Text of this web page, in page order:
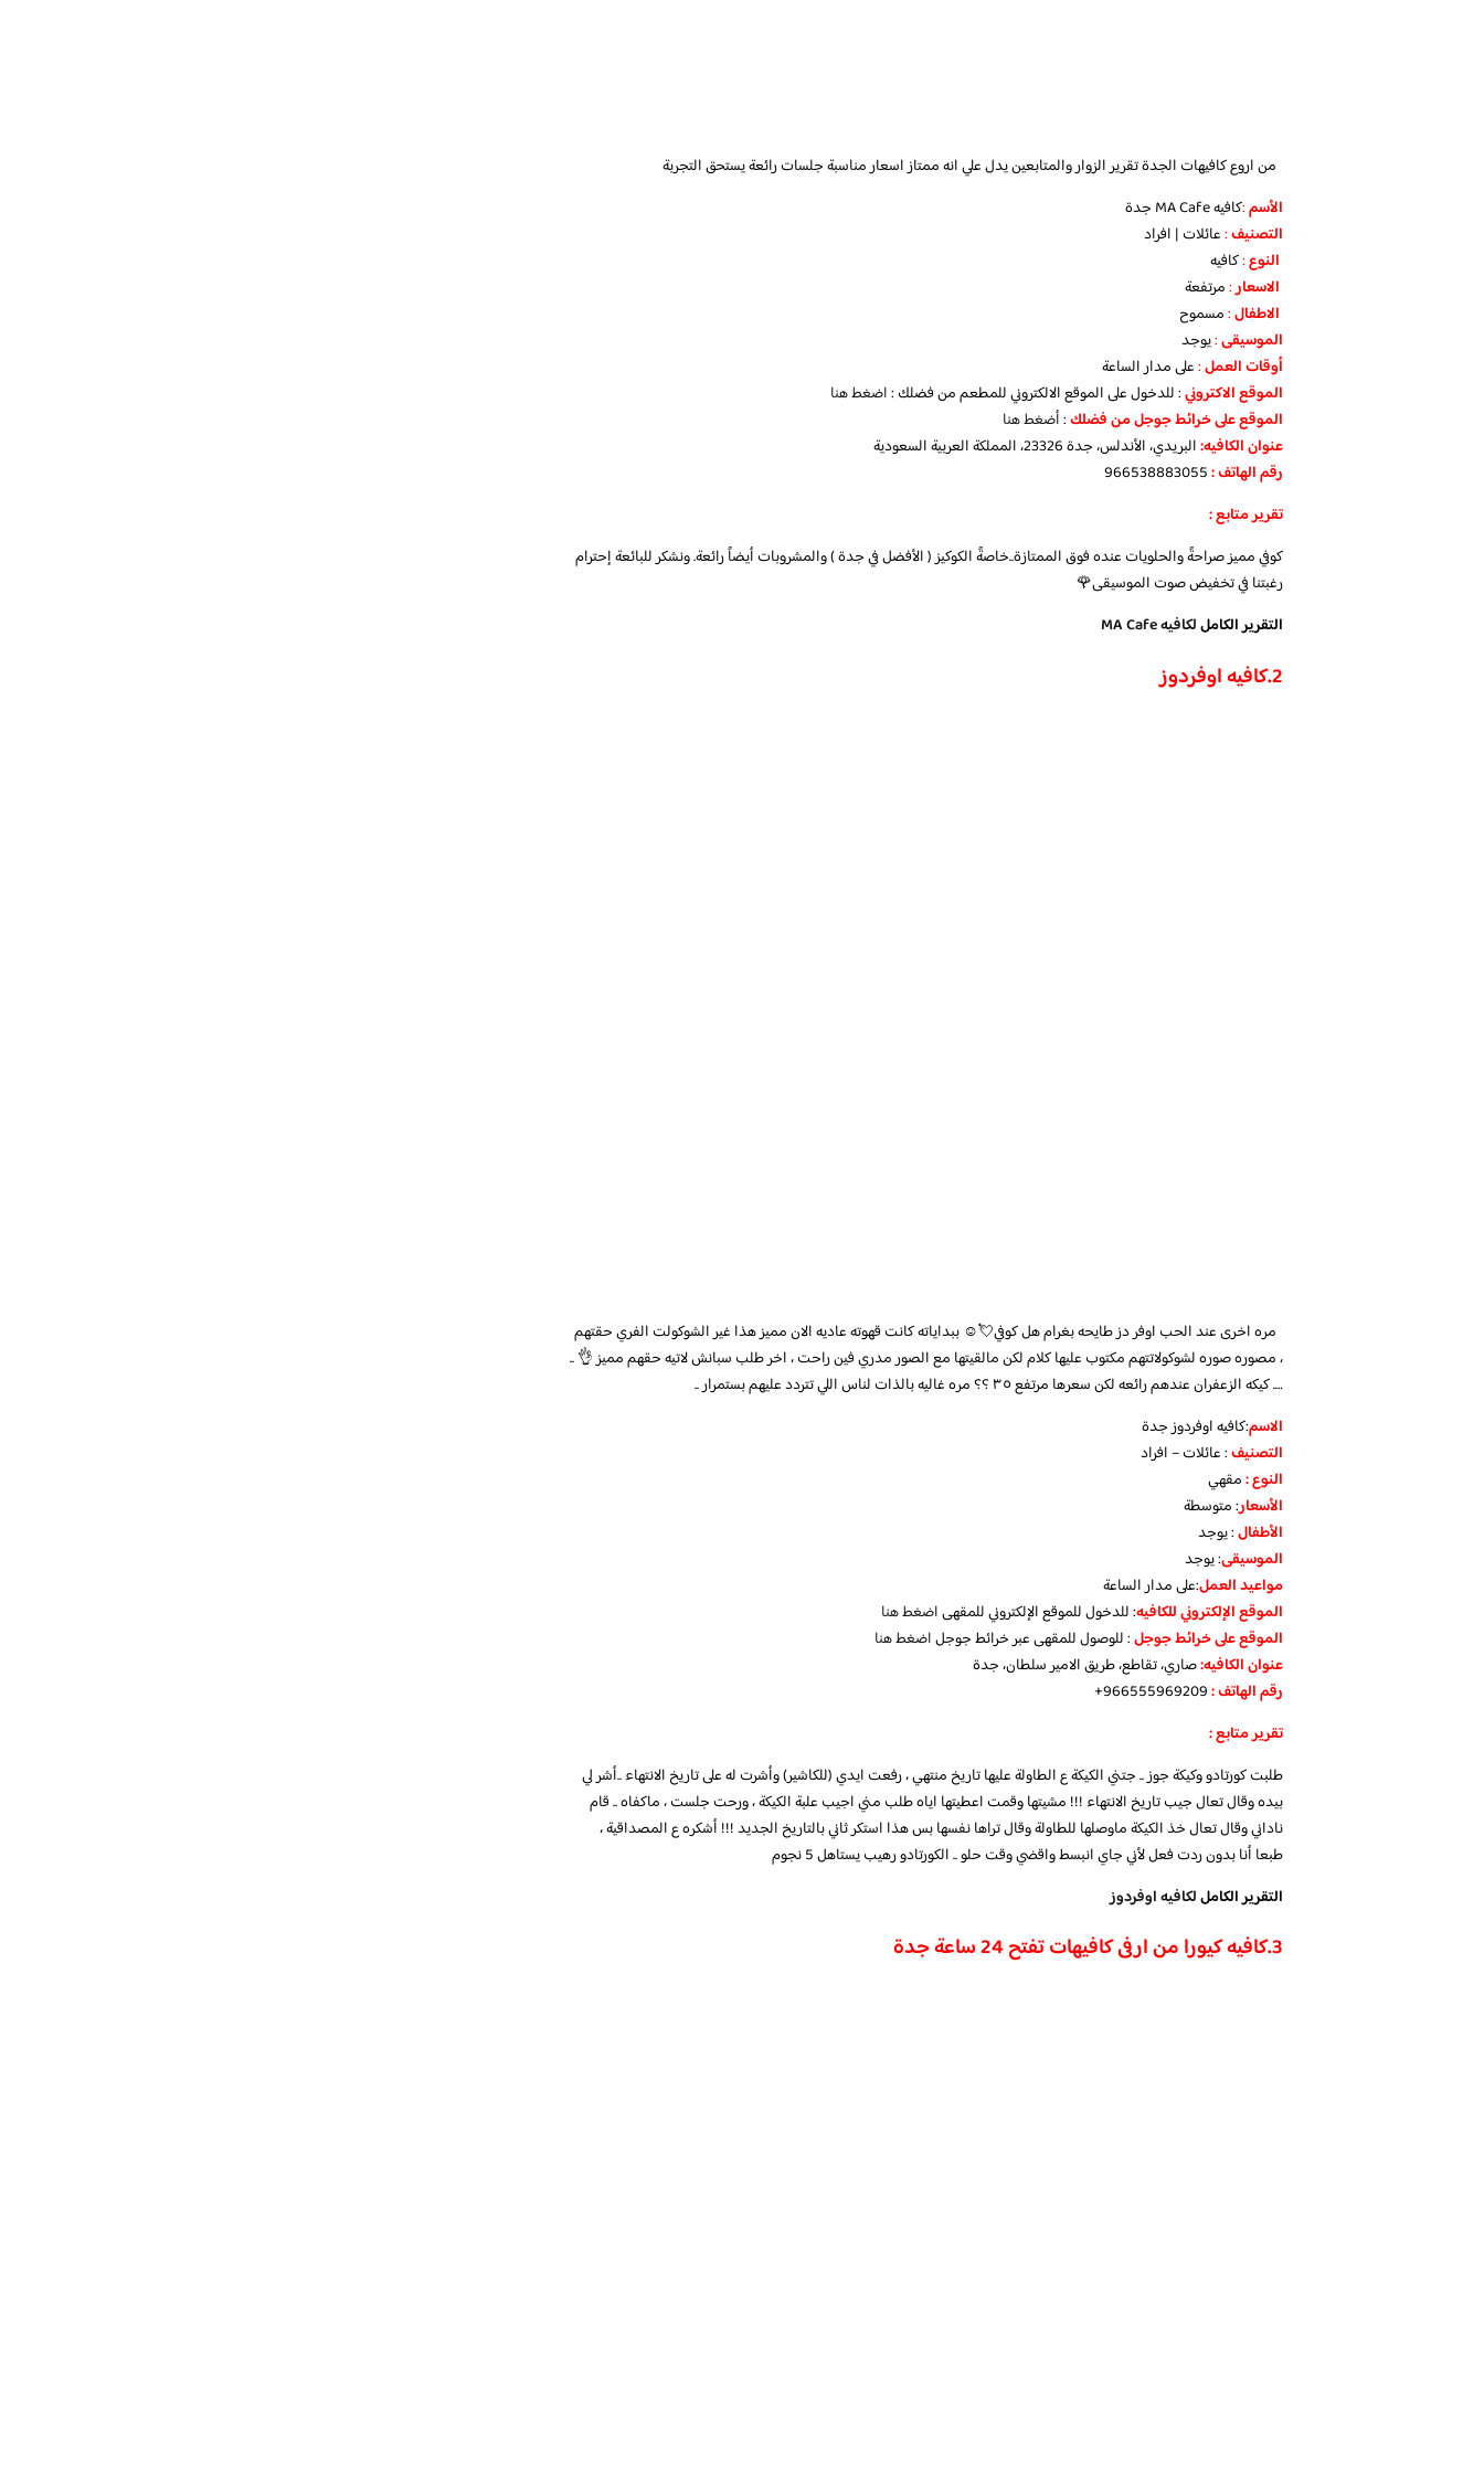
من اروع كافيهات الجدة تقرير الزوار والمتابعين يدل علي انه ممتاز اسعار مناسبة جلسات رائعة يستحق التجربة
الأسم:كافيه MA Cafe جدة
التصنيف:عائلات | افراد
النوع:كافيه
الاسعار:مرتفعة
الاطفال:مسموح
الموسيقى:يوجد
‏أوقات العمل:على مدار الساعة
الموقع الاكتروني: للدخول على الموقع الالكتروني للمطعم من فضلك :اضغط هنا
الموقع على خرائط جوجل من فضلك:أضغط هنا
عنوان الكافيه:البريدي، الأندلس، جدة 23326، المملكة العربية السعودية
رقم الهاتف :966538883055
تقرير متابع :
كوفي مميز صراحةً والحلويات عنده فوق الممتازة..خاصةً الكوكيز ( الأفضل في جدة ) والمشروبات أيضاً رائعة. ونشكر للبائعة إحترام
رغبتنا في تخفيض صوت الموسيقى🌹
التقرير الكامللكافيه MA Cafe
2.كافيه اوفردوز
مره اخرى عند الحب اوفر دز طايحه بغرام هل كوفي💘☺️ ببداياته كانت قهوته عاديه الان مميز هذا غير الشوكولت الفري حقتهم
، مصوره صوره لشوكولاتتهم مكتوب عليها كلام لكن مالقيتها مع الصور مدري فين راحت ، اخر طلب سبانش لاتيه حقهم مميز 👌 ..
…. كيكه الزعفران عندهم رائعه لكن سعرها مرتفع ٣٥ ؟؟ مره غاليه بالذات لناس اللي تتردد عليهم بستمرار ..
الاسم:كافيه اوفردوز جدة
التصنيف: عائلات – افراد
النوع :مقهي
الأسعار:متوسطة
الأطفال:يوجد
الموسيقى:يوجد
مواعيد العمل:على مدار الساعة
الموقع الإلكتروني للكافيه: للدخول للموقع الإلكتروني للمقهىاضغط هنا
الموقع على خرائط جوجل: للوصول للمقهى عبر خرائط جوجلاضغط هنا
عنوان الكافيه:صاري، تقاطع، طريق الامير سلطان، جدة
رقم الهاتف :966555969209+
تقرير متابع :
طلبت كورتادو وكيكة جوز .. جتني الكيكة ع الطاولة عليها تاريخ منتهي ، رفعت ايدي (للكاشير) وأشرت له على تاريخ الانتهاء ..أشر لي
بيده وقال تعال جيب تاريخ الانتهاء !!! مشيتها وقمت اعطيتها اياه طلب مني اجيب علبة الكيكة ، ورحت جلست ، ماكفاه .. قام
ناداني وقال تعال خذ الكيكة ماوصلها للطاولة وقال تراها نفسها بس هذا استكر ثاني بالتاريخ الجديد !!! أشكره ع المصداقية ،
طبعا أنا بدون ردت فعل لأني جاي انبسط واقضي وقت حلو .. الكورتادو رهيب يستاهل 5 نجوم
التقرير الكامللكافيه اوفردوز
3.كافيه كيورا من ارفى كافيهات تفتح 24 ساعة جدة